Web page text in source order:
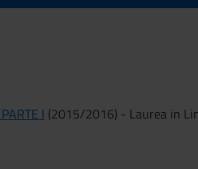
I (2015/2016) - Laurea in